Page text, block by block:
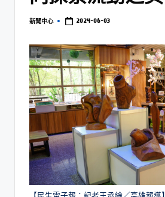
新聞中心 2024-06-03